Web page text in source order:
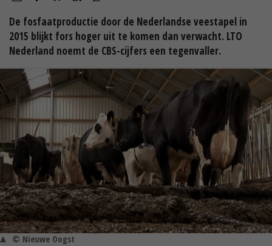
De fosfaatproductie door de Nederlandse veestapel in
2015 blijkt fors hoger uit te komen dan verwacht. LTO
Nederland noemt de CBS-cijfers een tegenvaller.
© Nieuwe Oogst